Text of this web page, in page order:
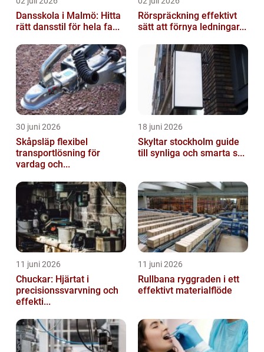
Dansskola i Malmö: Hitta
rätt dansstil för hela fa...
Rörspräckning effektivt
sätt att förnya ledningar...
30 juni 2026
Skåpsläp flexibel
transportlösning för
vardag och...
18 juni 2026
Skyltar stockholm guide
till synliga och smarta s...
11 juni 2026
Chuckar: Hjärtat i
precisionssvarvning och
effekti...
11 juni 2026
Rullbana ryggraden i ett
effektivt materialflöde